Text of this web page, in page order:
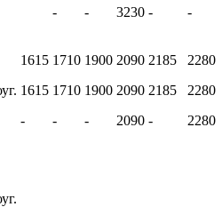
-
-
3230 -
-
1615
1615
-
1710
1710
-
1900
1900
-
2090
2090
2090
2185
2185
-
2280
2280
2280